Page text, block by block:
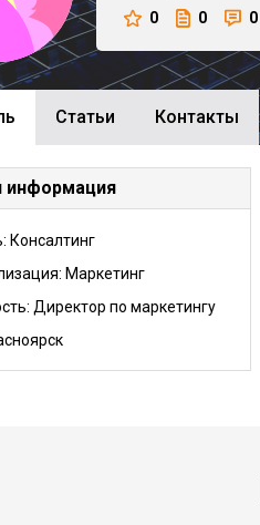
0 0 0
Cтатьи Контакты
Консалтинг
Маркетинг
Директор по маркетингу